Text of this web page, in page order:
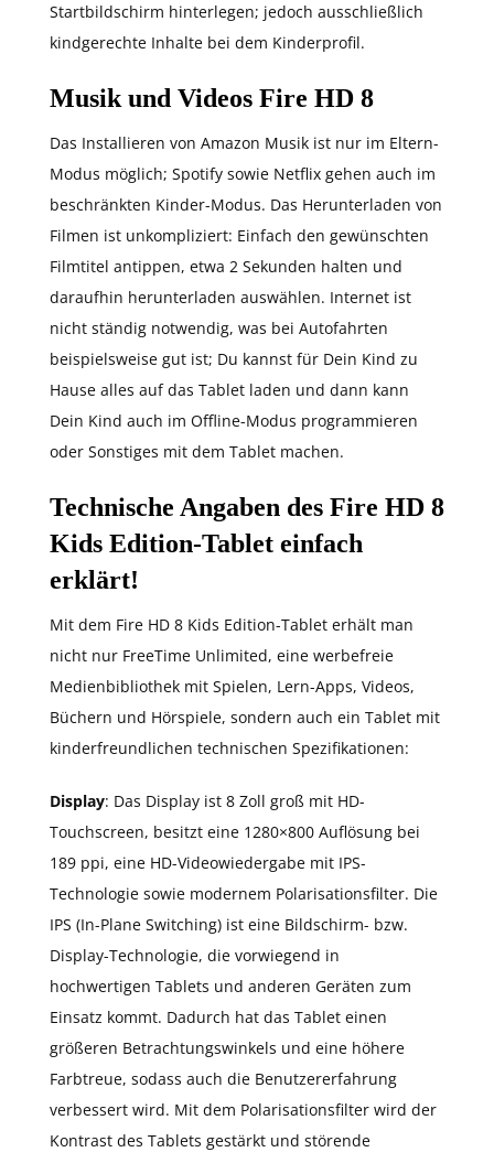
Startbildschirm hinterlegen; jedoch ausschließlich
kindgerechte Inhalte bei dem Kinderprofil.
Musik und Videos Fire HD 8
Das Installieren von Amazon Musik ist nur im Eltern-
Modus möglich; Spotify sowie Netflix gehen auch im
beschränkten Kinder-Modus. Das Herunterladen von
Filmen ist unkompliziert: Einfach den gewünschten
Filmtitel antippen, etwa 2 Sekunden halten und
daraufhin herunterladen auswählen. Internet ist
nicht ständig notwendig, was bei Autofahrten
beispielsweise gut ist; Du kannst für Dein Kind zu
Hause alles auf das Tablet laden und dann kann
Dein Kind auch im Offline-Modus programmieren
oder Sonstiges mit dem Tablet machen.
Technische Angaben des Fire HD 8
Kids Edition-Tablet einfach
erklärt!
Mit dem Fire HD 8 Kids Edition-Tablet erhält man
nicht nur FreeTime Unlimited, eine werbefreie
Medienbibliothek mit Spielen, Lern-Apps, Videos,
Büchern und Hörspiele, sondern auch ein Tablet mit
kinderfreundlichen technischen Spezifikationen:
Display: Das Display ist 8 Zoll groß mit HD-
Touchscreen, besitzt eine 1280×800 Auflösung bei
189 ppi, eine HD-Videowiedergabe mit IPS-
Technologie sowie modernem Polarisationsfilter. Die
IPS (In-Plane Switching) ist eine Bildschirm- bzw.
Display-Technologie, die vorwiegend in
hochwertigen Tablets und anderen Geräten zum
Einsatz kommt. Dadurch hat das Tablet einen
größeren Betrachtungswinkels und eine höhere
Farbtreue, sodass auch die Benutzererfahrung
verbessert wird. Mit dem Polarisationsfilter wird der
Kontrast des Tablets gestärkt und störende